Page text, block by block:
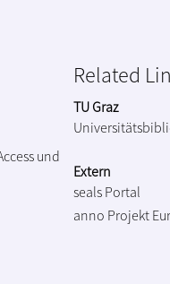
und
Related
TU Graz
Extern
seals Portal
anno Projekt